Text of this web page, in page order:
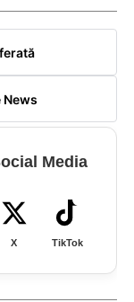
Media
X TikTok